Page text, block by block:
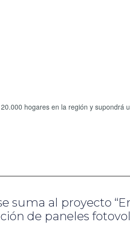
hogares en la región y supondrá
suma al proyecto
de paneles